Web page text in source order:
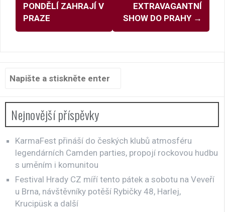
PONDĚLÍ ZAHRAJÍ V
PRAZE
EXTRAVAGANTNÍ
SHOW DO PRAHY →
Hledat:
Nejnovější příspěvky
KarmaFest přináší do českých klubů atmosféru
legendárních Camden parties, propojí rockovou hudbu
s uměním i komunitou
Festival Hrady CZ míří tento pátek a sobotu na Veveří
u Brna, návštěvníky potěší Rybičky 48, Harlej,
Krucipüsk a další